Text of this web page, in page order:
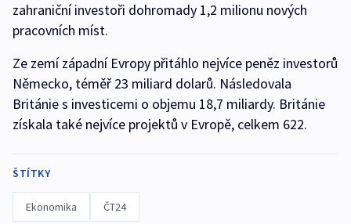
zahraniční investoři dohromady 1,2 milionu nových
pracovních míst.
Ze zemí západní Evropy přitáhlo nejvíce peněz investorů
Německo, téměř 23 miliard dolarů. Následovala
Británie s investicemi o objemu 18,7 miliardy. Británie
získala také nejvíce projektů v Evropě, celkem 622.
ŠTÍTKY
Ekonomika ČT24